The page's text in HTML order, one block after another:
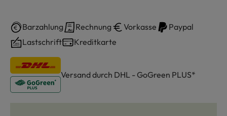
Barzahlung Rechnung Vorkasse
Paypal
Lastschrift
Kreditkarte
Versand durch DHL - GoGreen PLUS*